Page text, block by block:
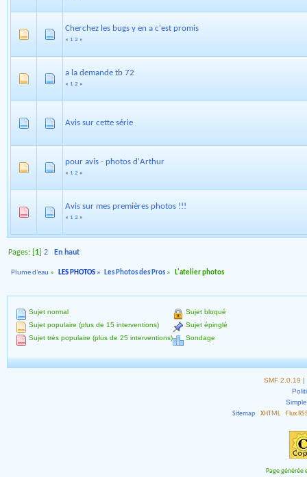
Cherchez les bugs y en a c'est promis
« 1 2 »
a la demande tb 72
« 1 2 »
Avis sur cette série
pour avis - photos d'Arthur
« 1 2 »
Avis sur mes premières photos !!!
« 1 2 »
Pages: [ 1 ]2 En haut
Plume d'eau » LES PHOTOS » Les Photos des Pros » L'atelier photos
Sujet normal
Sujet populaire (plus de 15 interventions)
Sujet très populaire (plus de 25 interventions)
Sujet bloqué
Sujet épinglé
Sondage
SMF 2.0.19 |
Sitemap
XHTML Flux
Page générée